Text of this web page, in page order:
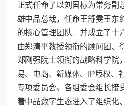
正式任命了以刘国标为常务副
雄中品总裁，任命王舒雯王东
的核心管理团队，并成立了十
由郑清平教授领衔的顾问团、
郑刚强院士领衔的战略科学院
易、电商、新媒体、IP版权、
专项委员会。各组委会组长接
着中品数字生态进入了组织化